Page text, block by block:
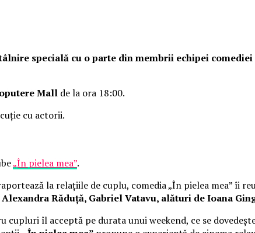
specială cu o parte din membrii echipei
Mall de la ora 18:00.
cu actorii.
„În pielea mea”.
la relațiile de cuplu, comedia „În pielea mea” îi
Răduță, Gabriel Vatavu, alături de Ioana
cupluri îl acceptă pe durata unui weekend, ce se